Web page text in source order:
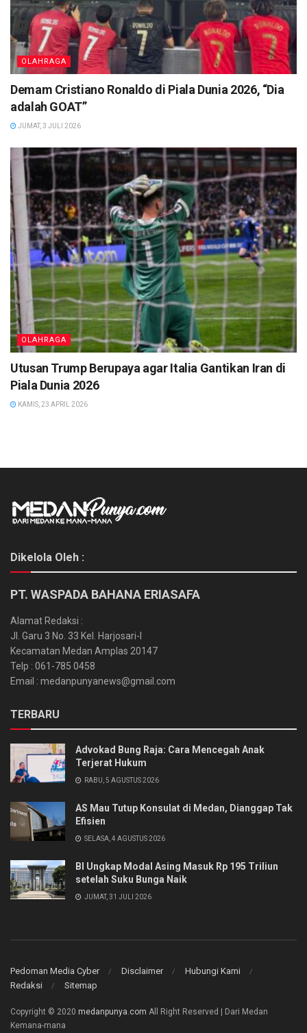
OLAHRAGA
Demam Cristiano Ronaldo di Piala Dunia 2026, “Dia
adalah GOAT”
JUMAT, 3 JULI 2026
OLAHRAGA
Utusan Trump Berupaya agar Italia Gantikan Iran di
Piala Dunia 2026
KAMIS, 23 APRIL 2026
Dikelola Oleh :
PT. WASPADA BAHANA ERIASAFA
Alamat Redaksi :
Jl. Garu 3 No. 33 Kel. Harjosari-I
Kecamatan Medan Amplas 20147
Telp : 061-785 0458
Email : medanpunyanews@gmail.com
TERBARU
Advokad Bung Raja: Cara Mencegah Anak
Terjerat Hukum
RABU, 5 AGUSTUS 2026
AS Mau Tutup Konsulat di Medan, Dianggap Tak
Efisien
SELASA, 4 AGUSTUS 2026
BI Ungkap Modal Asing Masuk Rp 195 Triliun
setelah Suku Bunga Naik
JUMAT, 31 JULI 2026
Pedoman Media Cyber Disclaimer
Hubungi Kami
Redaksi
Sitemap
Copyright © 2020 medanpunya.com All Right Reserved | Dari Medan
Kemana-mana